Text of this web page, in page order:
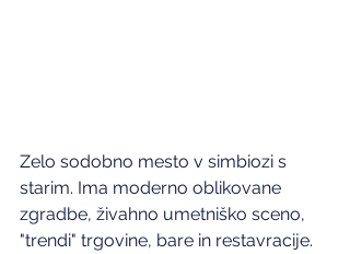
Zelo sodobno mesto v simbiozi s
starim. Ima moderno oblikovane
zgradbe, živahno umetniško sceno,
"trendi" trgovine, bare in restavracije.